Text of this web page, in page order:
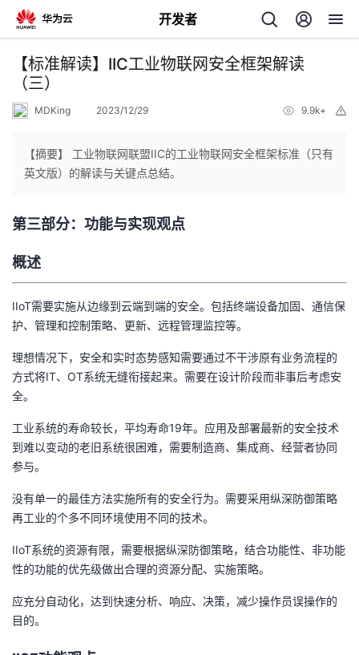
开发者
返
回
人
主
页
我
的
开
发
者
我
的
博
客
我
的
论
我
的
子
我
直
的
我
我
的
发
者
学
堂
我
课
的
我
我
Programs
的
支
持
我
技
术
的
云
【标准解读】IIC工业物联网安全框架解读
（三）
MDKing 2023/12/29 9.9k+
【摘要】 工业物联网联盟IIC的工业物联网安全框架标准（只有
英文版）的解读与关键点总结。
第三部分：功能与实现观点
概述
IIoT需要实施从边缘到云端到端的安全。包括终端设备加固、通信保
护、管理和控制策略、更新、远程管理监控等。
理想情况下，安全和实时态势感知需要通过不干涉原有业务流程的
方式将IT、OT系统无缝衔接起来。需要在设计阶段而非事后考虑安
全。
工业系统的寿命较长，平均寿命19年。应用及部署最新的安全技术
到难以变动的老旧系统很困难，需要制造商、集成商、经营者协同
参与。
没有单一的最佳方法实施所有的安全行为。需要采用纵深防御策略
再工业的个多不同环境使用不同的技术。
IIoT系统的资源有限，需要根据纵深防御策略，结合功能性、非功能
性的功能的优先级做出合理的资源分配、实施策略。
应充分自动化，达到快速分析、响应、决策，减少操作员误操作的
目的。